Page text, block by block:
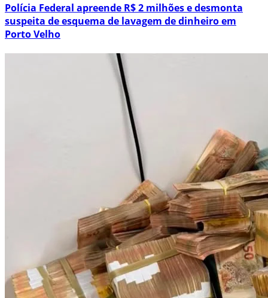
Polícia Federal apreende R$ 2 milhões e desmonta
suspeita de esquema de lavagem de dinheiro em
Porto Velho